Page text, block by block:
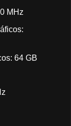
MHz
64 GB